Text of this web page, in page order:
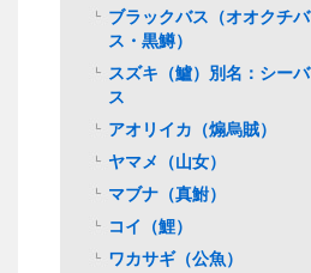
ブラックバス（オオクチバ
ス・黒鱒）
スズキ（鱸）別名：シーバ
ス
アオリイカ（煽烏賊）
ヤマメ（山女）
マブナ（真鮒）
コイ（鯉）
ワカサギ（公魚）